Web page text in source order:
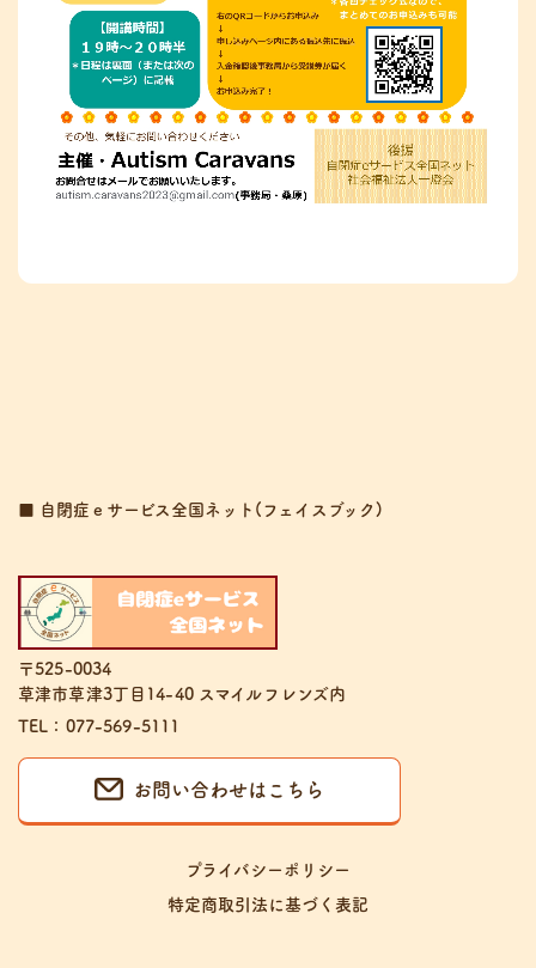
■ 自閉症ｅサービス全国ネット(フェイスブック)
〒525-0034
草津市草津3丁目14-40 スマイルフレンズ内
TEL：077-569-5111
お問い合わせはこちら
プライバシーポリシー
特定商取引法に基づく表記